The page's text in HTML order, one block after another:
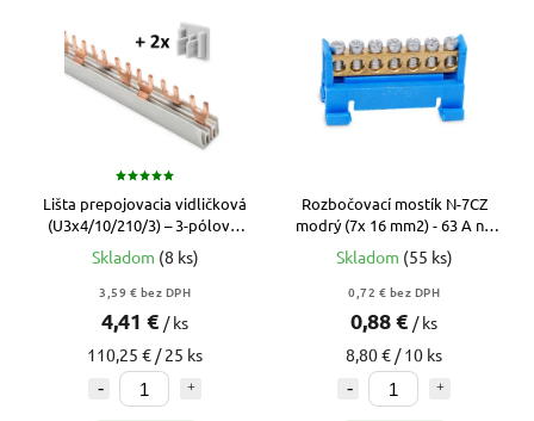
Lišta prepojovacia vidličková
(U3x4/10/210/3) – 3-pólová,
10 mm2, 210 mm, 63 A
Skladom (8 ks)
3,59 € bez DPH
4,41 € / ks
110,25 € / 25 ks
Rozbočovací mostík N-7CZ
modrý (7x 16 mm2) - 63 A na
DIN lištu
Skladom (55 ks)
0,72 € bez DPH
0,88 € / ks
8,80 € / 10 ks